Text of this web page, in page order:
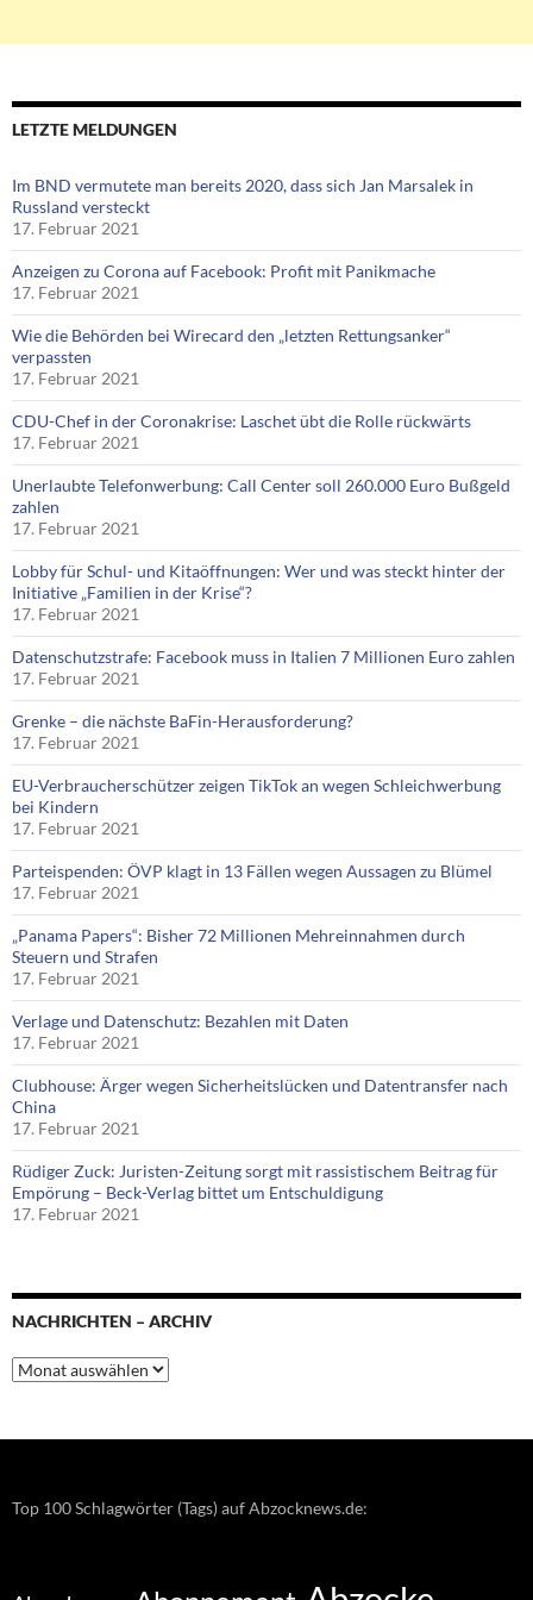
LETZTE MELDUNGEN
Im BND vermutete man bereits 2020, dass sich Jan Marsalek in
Russland versteckt
17. Februar 2021
Anzeigen zu Corona auf Facebook: Profit mit Panikmache
17. Februar 2021
Wie die Behörden bei Wirecard den „letzten Rettungsanker“
verpassten
17. Februar 2021
CDU-Chef in der Coronakrise: Laschet übt die Rolle rückwärts
17. Februar 2021
Unerlaubte Telefonwerbung: Call Center soll 260.000 Euro Bußgeld
zahlen
17. Februar 2021
Lobby für Schul- und Kitaöffnungen: Wer und was steckt hinter der
Initiative „Familien in der Krise“?
17. Februar 2021
Datenschutzstrafe: Facebook muss in Italien 7 Millionen Euro zahlen
17. Februar 2021
Grenke – die nächste BaFin-Herausforderung?
17. Februar 2021
EU-Verbraucherschützer zeigen TikTok an wegen Schleichwerbung
bei Kindern
17. Februar 2021
Parteispenden: ÖVP klagt in 13 Fällen wegen Aussagen zu Blümel
17. Februar 2021
„Panama Papers“: Bisher 72 Millionen Mehreinnahmen durch
Steuern und Strafen
17. Februar 2021
Verlage und Datenschutz: Bezahlen mit Daten
17. Februar 2021
Clubhouse: Ärger wegen Sicherheitslücken und Datentransfer nach
China
17. Februar 2021
Rüdiger Zuck: Juristen-Zeitung sorgt mit rassistischem Beitrag für
Empörung – Beck-Verlag bittet um Entschuldigung
17. Februar 2021
NACHRICHTEN – ARCHIV
Nachrichten
–
Top 100 Schlagwörter (Tags) auf Abzocknews.de: